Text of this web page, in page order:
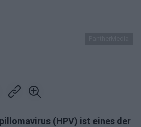
(HPV) ist eines der